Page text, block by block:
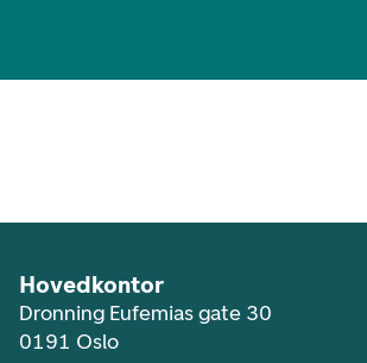
Hovedkontor
Dronning Eufemias gate 30
0191 Oslo